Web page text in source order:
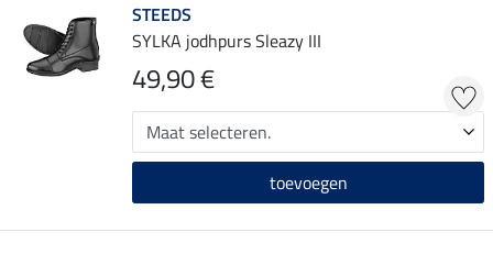
STEEDS
SYLKA jodhpurs Sleazy III
49,90 €
toevoegen